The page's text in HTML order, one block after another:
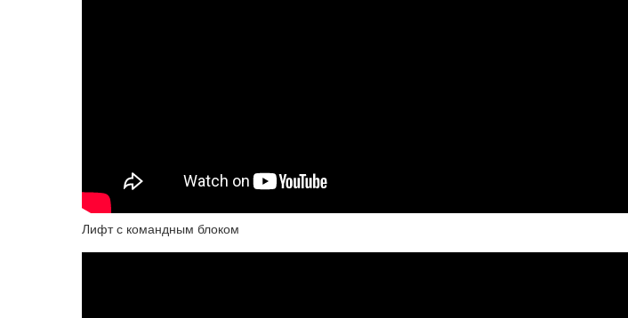
Лифт с командным блоком